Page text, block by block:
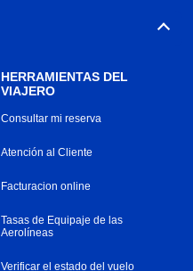
HERRAMIENTAS DEL
VIAJERO
Consultar mi reserva
Atención al Cliente
Facturacion online
Tasas de Equipaje de las
Aerolíneas
Verificar el estado del vuelo